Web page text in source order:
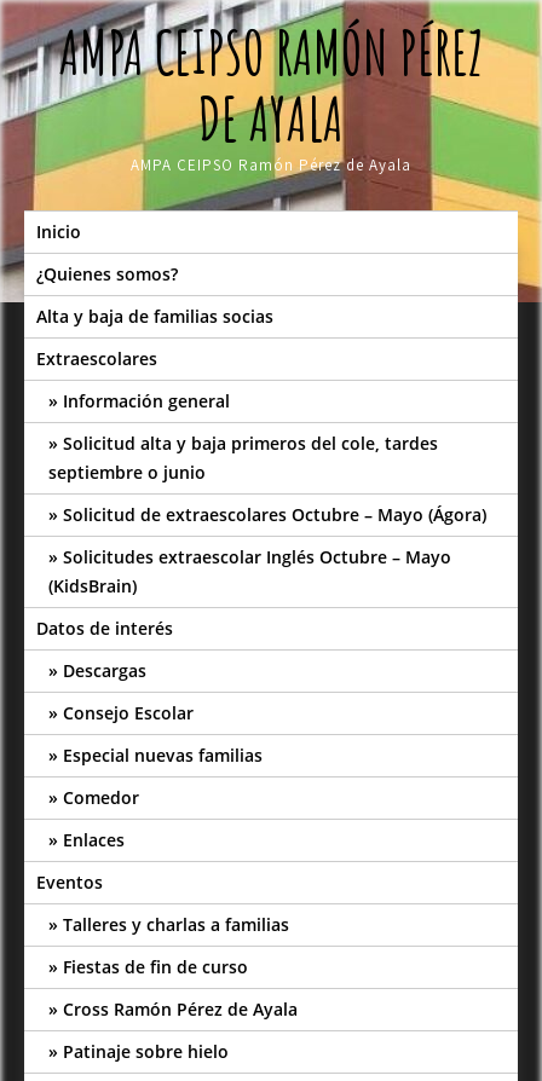
Skip
to
contentAMPA CEIPSO RAMÓN PÉREZ
DE AYALA
AMPA CEIPSO Ramón Pérez de Ayala
Inicio
¿Quienes somos?
Alta y baja de familias socias
Extraescolares
Información general
Solicitud alta y baja primeros del cole, tardes
septiembre o junio
Solicitud de extraescolares Octubre – Mayo (Ágora)
Solicitudes extraescolar Inglés Octubre – Mayo
(KidsBrain)
Datos de interés
Descargas
Consejo Escolar
Especial nuevas familias
Comedor
Enlaces
Eventos
Talleres y charlas a familias
Fiestas de fin de curso
Cross Ramón Pérez de Ayala
Patinaje sobre hielo